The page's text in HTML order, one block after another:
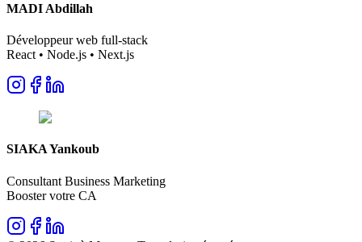
MADI Abdillah
Développeur web full-stack
React • Node.js • Next.js
SIAKA Yankoub
Consultant Business Marketing
Booster votre CA